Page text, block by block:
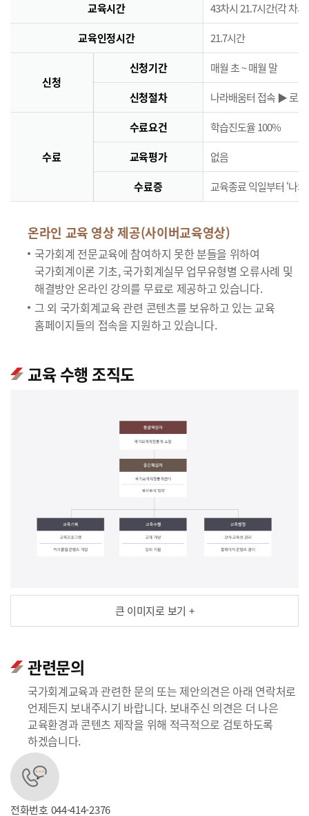
교육시간 43차시 21.7시간(각 차
교육인정시간 21.7시간
신청
신청기간 매월 초 ~ 매월 말
신청절차 나라배움터 접속 ▶ 로그
수료
수료요건 학습진도율 100%
교육평가 없음
수료증 교육종료 익일부터 ‘나
온라인 교육 영상 제공(사이버교육영상)
국가회계 전문교육에 참여하지 못한 분들을 위하여
국가회계이론 기초, 국가회계실무 업무유형별 오류사례 및
해결방안 온라인 강의를 무료로 제공하고 있습니다.
그 외 국가회계교육 관련 콘텐츠를 보유하고 있는 교육
홈페이지들의 접속을 지원하고 있습니다.
교육 수행 조직도
큰 이미지로 보기 +
관련문의
국가회계교육과 관련한 문의 또는 제안의견은 아래 연락처로
언제든지 보내주시기 바랍니다. 보내주신 의견은 더 나은
교육환경과 콘텐츠 제작을 위해 적극적으로 검토하도록
하겠습니다.
전화번호 044-414-2376